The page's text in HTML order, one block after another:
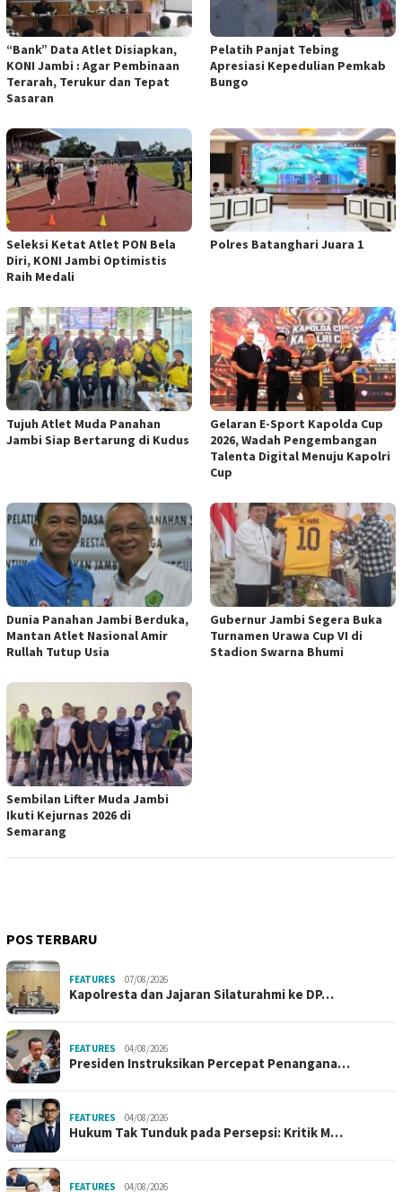
“Bank” Data Atlet Disiapkan,
KONI Jambi : Agar Pembinaan
Terarah, Terukur dan Tepat
Sasaran
Pelatih Panjat Tebing
Apresiasi Kepedulian Pemkab
Bungo
Seleksi Ketat Atlet PON Bela
Diri, KONI Jambi Optimistis
Raih Medali
Polres Batanghari Juara 1
Tujuh Atlet Muda Panahan
Jambi Siap Bertarung di Kudus
Gelaran E-Sport Kapolda Cup
2026, Wadah Pengembangan
Talenta Digital Menuju Kapolri
Cup
Dunia Panahan Jambi Berduka,
Mantan Atlet Nasional Amir
Rullah Tutup Usia
Gubernur Jambi Segera Buka
Turnamen Urawa Cup VI di
Stadion Swarna Bhumi
Sembilan Lifter Muda Jambi
Ikuti Kejurnas 2026 di
Semarang
POS TERBARU
FEATURES 07/08/2026
Kapolresta dan Jajaran Silaturahmi ke DP…
FEATURES 04/08/2026
Presiden Instruksikan Percepat Penangana…
FEATURES 04/08/2026
Hukum Tak Tunduk pada Persepsi: Kritik M…
FEATURES 04/08/2026